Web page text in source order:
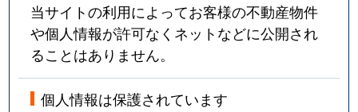
当サイトの利用によってお客様の不動産物件
や個人情報が許可なくネットなどに公開され
ることはありません。
個人情報は保護されています